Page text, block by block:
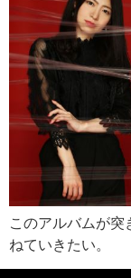
このアルバムが
ねていきたい。